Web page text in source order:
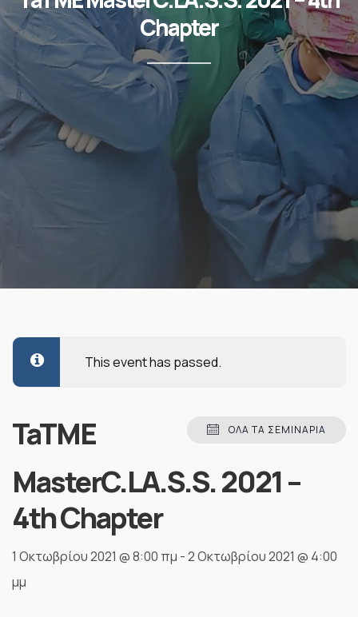
Chapter
This event has passed.
ΌΛΑ ΤΑ ΣΕΜΙΝΆΡΙΑ
TaTME
MasterC.LA.S.S. 2021 –
4th Chapter
1 Οκτωβρίου 2021 @ 8:00 πμ -2 Οκτωβρίου 2021 @ 4:00
μμ